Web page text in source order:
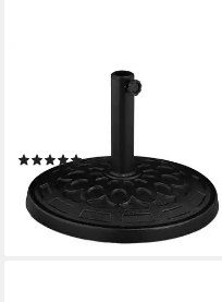
Schirmhalter Runder
(9)
29,99 € UVP59,99 €
-50%
lieferbar - in 2-3 Werktagen bei dir